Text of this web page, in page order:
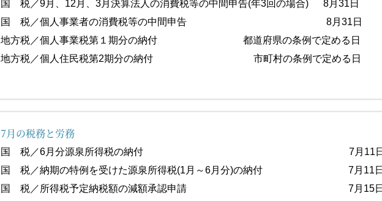
国 税／9月、12月、3月決算法人の消費税等の中間申告(年3回の場合) 8月31日
国 税／個人事業者の消費税等の中間申告 8月31日
地方税／個人事業税第１期分の納付 都道府県の条例で定める日
地方税／個人住民税第2期分の納付 市町村の条例で定める日
7月の税務と労務
国 税／6月分源泉所得税の納付 7月11
国 税／納期の特例を受けた源泉所得税(1月～6月分)の納付 7月11
国 税／所得税予定納税額の減額承認申請 7月15